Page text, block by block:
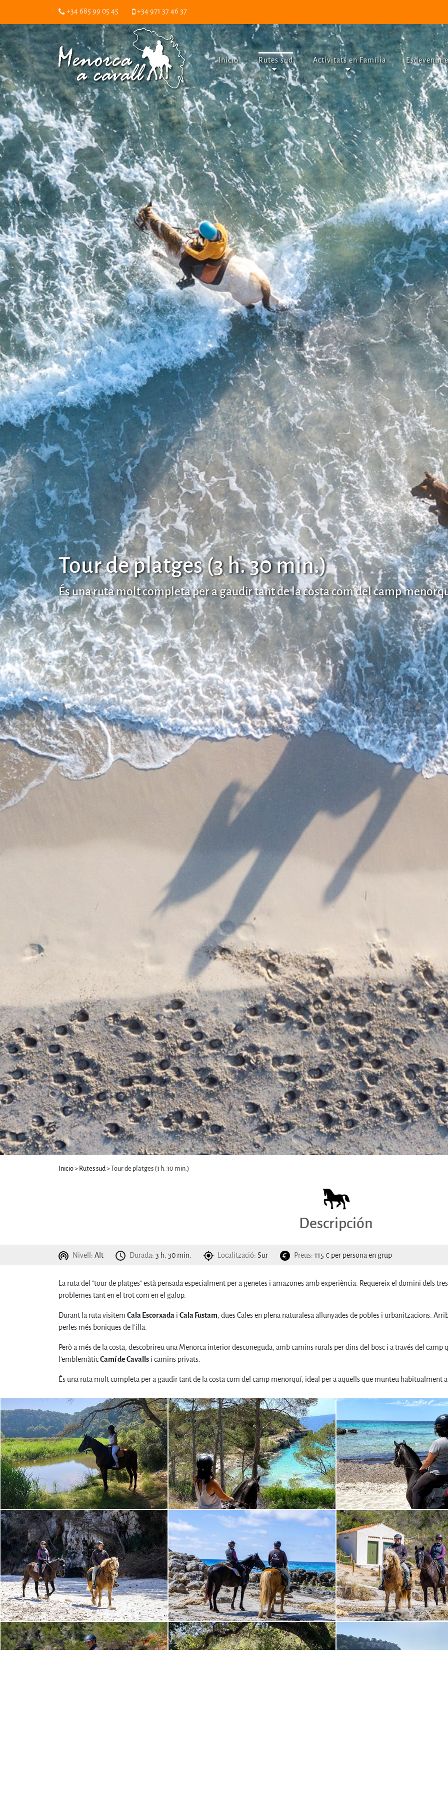
+34 685 99 05 45 +34 971 37 46 37
Inicio Rutes sud Activitats en Família
Tour de platges (3 h. 30 min.)
És una ruta molt completa per a gaudir tant de la costa com del camp
Inicio> Rutes sud > Tour de platges (3 h. 30 min.)
Descripción
Nivell: Alt Durada: 3 h. 30 min. Localització: Sur Preus: 115 € per persona en grup
La ruta del "tour de platges" està pensada especialment per a genetes i amazones amb experiència. Requereix el domini dels
problemes tant en el trot com en el galop.
Durant la ruta visitem Cala Escorxada i Cala Fustam, dues Cales en plena naturalesa allunyades de pobles i urbanitzacions.
perles més boniques de l'illa.
Però a més de la costa, descobrireu una Menorca interior desconeguda, amb camins rurals per dins del bosc i a través del
l'emblemàticCamí de Cavalls i camins privats.
És una ruta molt completa per a gaudir tant de la costa com del camp menorquí, ideal per a aquells que munteu habitualment